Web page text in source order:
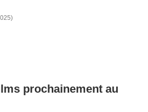
prochainement au